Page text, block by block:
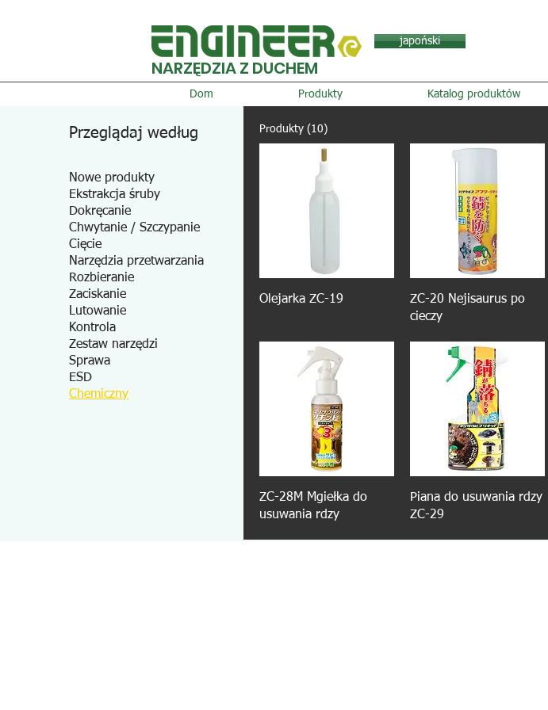
japoński
NARZĘDZIA Z DUCHEM
Dom Produkty Katalog produktów
Przeglądaj według
Nowe produkty
Ekstrakcja śruby
Dokręcanie
Chwytanie / Szczypanie
Cięcie
Narzędzia przetwarzania
Rozbieranie
Zaciskanie
Lutowanie
Kontrola
Zestaw narzędzi
Sprawa
ESD
Chemiczny
Produkty (10)
Olejarka ZC-19
ZC-20 Nejisaurus po
cieczy
ZC-28M Mgiełka do
usuwania rdzy
Piana do usuwania rdzy
ZC-29